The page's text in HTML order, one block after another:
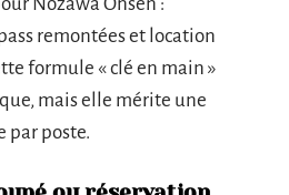
remontées et location
formule « clé en main »
mais elle mérite une
par poste.